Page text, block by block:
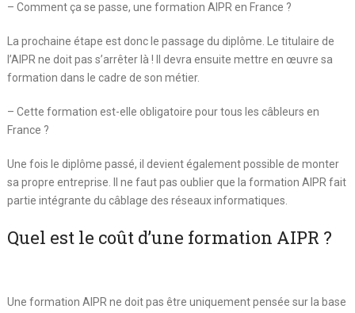
– Comment ça se passe, une formation AIPR en France ?
La prochaine étape est donc le passage du diplôme. Le titulaire de
l’AIPR ne doit pas s’arrêter là ! Il devra ensuite mettre en œuvre sa
formation dans le cadre de son métier.
– Cette formation est-elle obligatoire pour tous les câbleurs en
France ?
Une fois le diplôme passé, il devient également possible de monter
sa propre entreprise. Il ne faut pas oublier que la formation AIPR fait
partie intégrante du câblage des réseaux informatiques.
Quel est le coût d’une formation AIPR ?
Une formation AIPR ne doit pas être uniquement pensée sur la base